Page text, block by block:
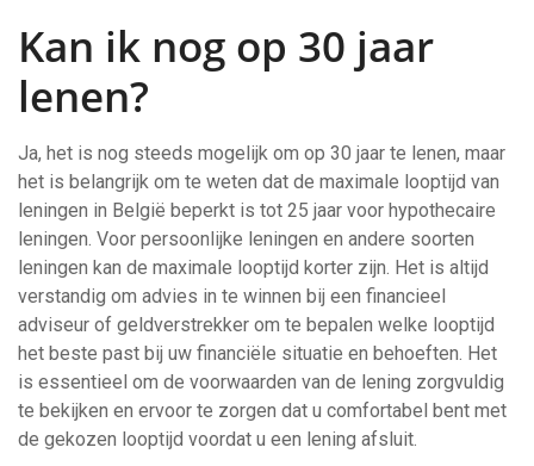
Kan ik nog op 30 jaar
lenen?
Ja, het is nog steeds mogelijk om op 30 jaar te lenen, maar
het is belangrijk om te weten dat de maximale looptijd van
leningen in België beperkt is tot 25 jaar voor hypothecaire
leningen. Voor persoonlijke leningen en andere soorten
leningen kan de maximale looptijd korter zijn. Het is altijd
verstandig om advies in te winnen bij een financieel
adviseur of geldverstrekker om te bepalen welke looptijd
het beste past bij uw financiële situatie en behoeften. Het
is essentieel om de voorwaarden van de lening zorgvuldig
te bekijken en ervoor te zorgen dat u comfortabel bent met
de gekozen looptijd voordat u een lening afsluit.